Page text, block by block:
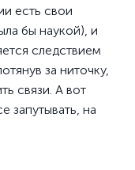
есть свои
бы наукой), и
следствием
за ниточку,
связи. А вот
запутывать, на